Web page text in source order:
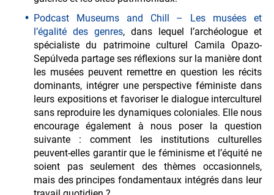
Podcast Museums and Chill – Les musées et
l’égalité des genres, dans lequel l’archéologue et
spécialiste du patrimoine culturel Camila Opazo-
Sepúlveda partage ses réflexions sur la manière dont
les musées peuvent remettre en question les récits
dominants, intégrer une perspective féministe dans
leurs expositions et favoriser le dialogue interculturel
sans reproduire les dynamiques coloniales. Elle nous
encourage également à nous poser la question
suivante : comment les institutions culturelles
peuvent-elles garantir que le féminisme et l’équité ne
soient pas seulement des thèmes occasionnels,
mais des principes fondamentaux intégrés dans leur